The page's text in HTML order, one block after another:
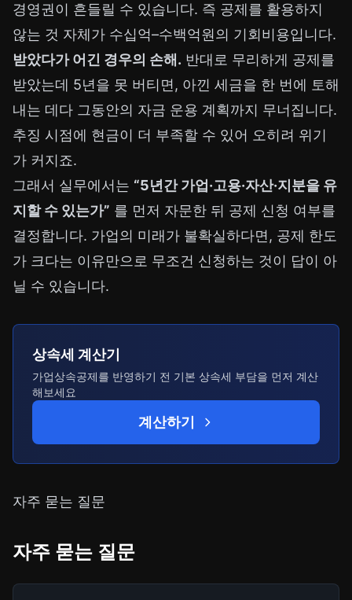
경영권이 흔들릴 수 있습니다. 즉 공제를 활용하지
않는 것 자체가 수십억–수백억원의 기회비용입니다.
받았다가 어긴 경우의 손해. 반대로 무리하게 공제를
받았는데 5년을 못 버티면, 아낀 세금을 한 번에 토해
내는 데다 그동안의 자금 운용 계획까지 무너집니다.
추징 시점에 현금이 더 부족할 수 있어 오히려 위기
가 커지죠.
그래서 실무에서는 “5년간 가업·고용·자산·지분을 유
지할 수 있는가” 를 먼저 자문한 뒤 공제 신청 여부를
결정합니다. 가업의 미래가 불확실하다면, 공제 한도
가 크다는 이유만으로 무조건 신청하는 것이 답이 아
닐 수 있습니다.
상속세 계산기
가업상속공제를 반영하기 전 기본 상속세 부담을 먼저 계산
해보세요
계산하기
자주 묻는 질문
자주 묻는 질문